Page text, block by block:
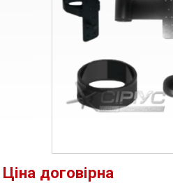
Ціна договірна